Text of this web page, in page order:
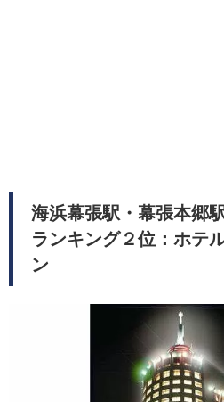
海浜幕張駅・幕張本郷
ランキング２位：ホテ
ン